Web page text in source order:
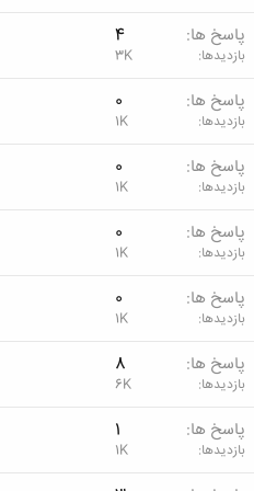
پاسخ ها 4
بازدیدها 3K
پاسخ ها 0
بازدیدها 1K
پاسخ ها 0
بازدیدها 1K
پاسخ ها 0
بازدیدها 1K
پاسخ ها 0
بازدیدها 1K
پاسخ ها 8
بازدیدها 6K
پاسخ ها 1
بازدیدها 1K